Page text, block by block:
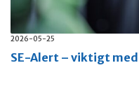
2026-05-25
SE-Alert – viktigt